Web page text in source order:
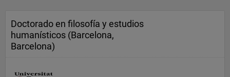
Doctorado en filosofía y estudios
humanísticos (Barcelona,
Barcelona)